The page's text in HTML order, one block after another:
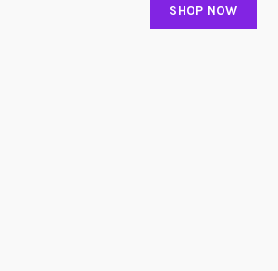
SHOP NOW